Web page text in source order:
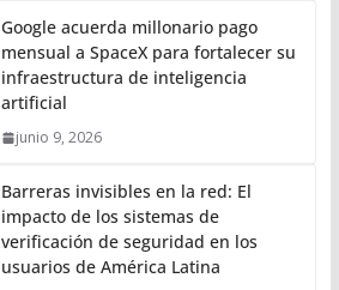
Google acuerda millonario pago
mensual a SpaceX para fortalecer su
infraestructura de inteligencia
artificial
junio 9, 2026
Barreras invisibles en la red: El
impacto de los sistemas de
verificación de seguridad en los
usuarios de América Latina